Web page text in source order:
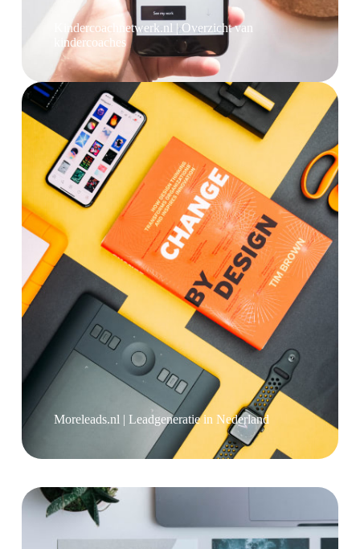
Kindercoachnetwerk.nl | Overzicht van
kindercoaches
Moreleads.nl | Leadgeneratie in Nederland